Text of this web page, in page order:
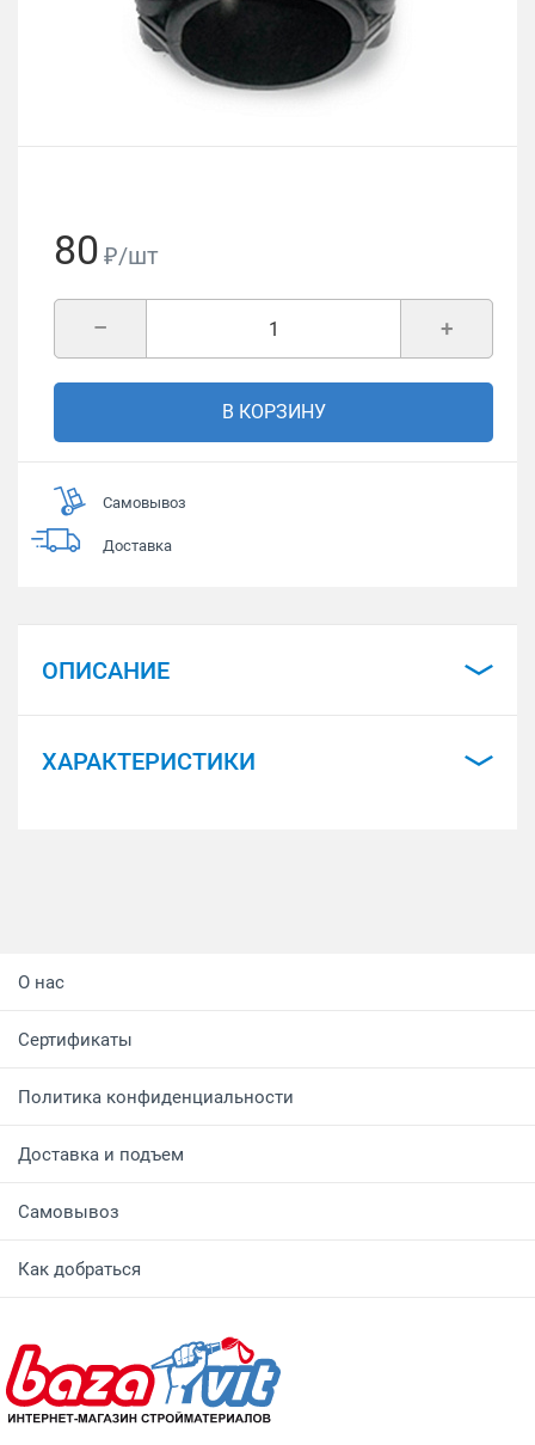
80 ₽/шт
+
–
В КОРЗИНУ
Самовывоз
Доставка
ОПИСАНИЕ
ХАРАКТЕРИСТИКИ
О нас
Сертификаты
Политика конфиденциальности
Доставка и подъем
Самовывоз
Как добраться